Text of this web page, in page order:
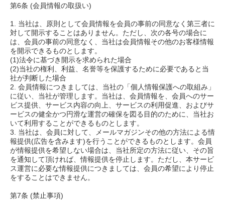
第6条 (会員情報の取扱い)
1. 当社は、原則として会員情報を会員の事前の同意なく第三者に
対して開示することはありません。ただし、次の各号の場合に
は、会員の事前の同意なく、当社は会員情報その他のお客様情報
を開示できるものとします。
(1)法令に基づき開示を求められた場合
(2)当社の権利、利益、名誉等を保護するために必要であると当
社が判断した場合
2. 会員情報につきましては、当社の「個人情報保護への取組み」
に従い、当社が管理します。当社は、会員情報を、会員へのサー
ビス提供、サービス内容の向上、サービスの利用促進、およびサ
ービスの健全かつ円滑な運営の確保を図る目的のために、当社お
いて利用することができるものとします。
3. 当社は、会員に対して、メールマガジンその他の方法による情
報提供(広告を含みます)を行うことができるものとします。会員
が情報提供を希望しない場合は、当社所定の方法に従い、その旨
を通知して頂ければ、情報提供を停止します。ただし、本サービ
ス運営に必要な情報提供につきましては、会員の希望により停止
をすることはできません。
第7条 (禁止事項)